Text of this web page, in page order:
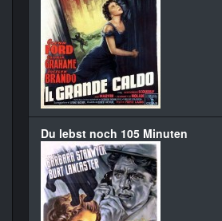
Du lebst noch 105 Minuten